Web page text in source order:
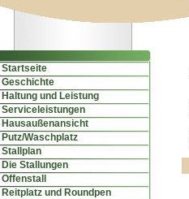
Startseite
Geschichte
Haltung und Leistung
Serviceleistungen
Hausaußenansicht
Putz/Waschplatz
Stallplan
Die Stallungen
Offenstall
Reitplatz und Roundpen